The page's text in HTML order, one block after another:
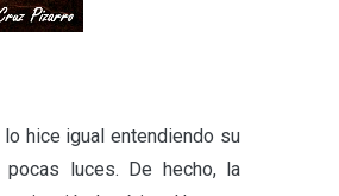
hice igual entendiendo su
luces. De hecho, la